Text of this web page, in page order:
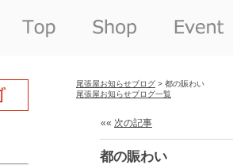
尾張屋お知らせブログ > 都の賑わい
尾張屋お知らせブログ一覧
«« 次の記事
都の賑わい